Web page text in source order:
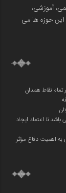
آموزشی،
حوزه ها می
نقاط همدان
تا اعتماد ایجاد
به اهمیت دفاع مؤثر